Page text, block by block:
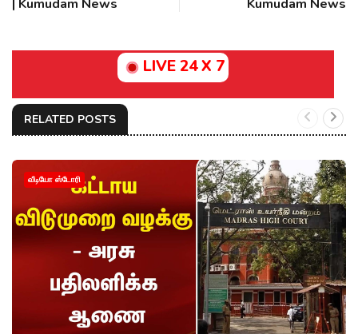
| Kumudam News
Kumudam News
LIVE 24 X 7
RELATED POSTS
வீடியோ ஸ்டோரி